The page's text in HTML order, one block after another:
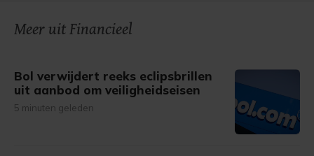
Meer uit Financieel
Bol verwijdert reeks eclipsbrillen
uit aanbod om veiligheidseisen
5 minuten geleden